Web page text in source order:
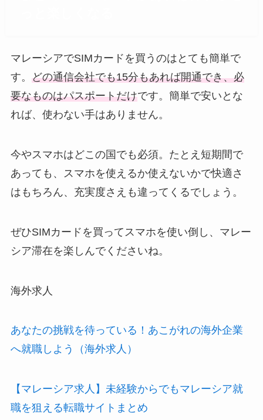
マレーシアでSIMカードを買うのはとても簡単で
す。 どの通信会社でも15分もあれば開通でき、必
要なものはパスポートだけです。簡単で安いとな
れば、使わない手はありません。
今やスマホはどこの国でも必須。たとえ短期間で
あっても、スマホを使えるか使えないかで快適さ
はもちろん、充実度さえも違ってくるでしょう。
ぜひSIMカードを買ってスマホを使い倒し、マレー
シア滞在を楽しんでくださいね。
海外求人
あなたの挑戦を待っている！あこがれの海外企業
へ就職しよう（海外求人）
【マレーシア求人】未経験からでもマレーシア就
職を狙える転職サイトまとめ